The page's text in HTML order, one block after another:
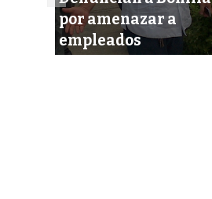
por amenazar a
empleados